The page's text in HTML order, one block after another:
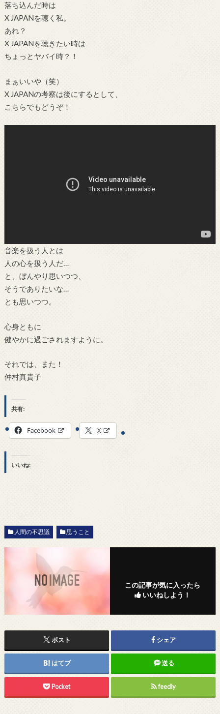
落ち込んだ時は
X JAPANを聴く私。
あれ？
X JAPANを聴きたい時は
ちょっとヤバイ時？！
まぁいいや（笑）
X JAPANの考察は後にするとして、
こちらでもどうぞ！
音楽を扱う人とは
人の心を扱う人だ…
と、ぼんやり思いつつ、
そうでありたいな…
とも思いつつ。
心身ともに
健やかに過ごされますように。
それでは、また！
仲村真貴子
共有:
Facebook X
いいね:
人間の不思議 思うこと
この記事が気に入ったら
いいねしよう！
ポスト シェア
はてブ 送る
Pocket feedly